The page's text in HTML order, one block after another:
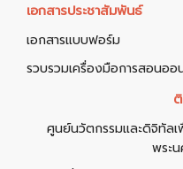
เอกสารประชาสัมพันธ์
เอกสารแบบฟอร์ม
รวบรวมเครื่องมือการสอนออ
ศูนย์นวัตกรรมและดิจิทัลเ
พระ